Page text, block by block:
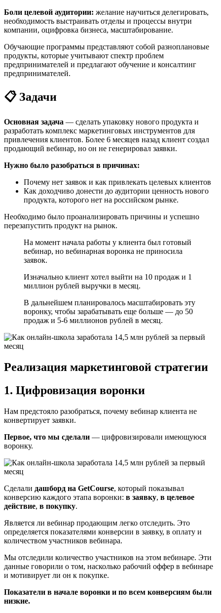
Боли целевой аудитории: желание научиться делегировать,
необходимость выстраивать отделы и процессы внутри
компании, оцифровка бизнеса, масштабирование.
Обучающие программы представляют собой разноплановые
продукты, которые учитывают спектр проблем
предпринимателей и предлагают обучение и консалтинг
предпринимателей.
📋 Задачи
Основная задача — сделать упаковку нового продукта и
разработать комплекс маркетинговых инструментов для
привлечения клиентов. Более 6 месяцев назад клиент создал
продающий вебинар, но он не генерировал заявки.
Нужно было разобраться в причинах:
Почему нет заявок и как привлекать целевых клиентов
Как доходчиво донести до аудитории ценность нового
продукта, которого нет на российском рынке.
Необходимо было проанализировать причины и успешно
перезапустить продукт на рынок.
На момент начала работы у клиента был готовый
вебинар, но вебинарная воронка не приносила
заявок.
Изначально клиент хотел выйти на 10 продаж и 1
миллион рублей выручки в месяц.
В дальнейшем планировалось масштабировать эту
воронку, чтобы зарабатывать еще больше — до 50
продаж и 5-6 миллионов рублей в месяц.
Реализация маркетинговой стратегии
1. Цифровизация воронки
Нам предстояло разобраться, почему вебинар клиента не
конвертирует заявки.
Первое, что мы сделали — цифровизировали имеющуюся
воронку.
Сделали дашборд на GetCourse, который показывал
конверсию каждого этапа воронки: в заявку, в целевое
действие, в покупку.
Является ли вебинар продающим легко отследить. Это
определяется показателями конверсии в заявку, в оплату и
количеством участников вебинара.
Мы отследили количество участников на этом вебинаре. Эти
данные говорили о том, насколько рабочий оффер в вебинаре
и мотивирует ли он к покупке.
Показатели в начале воронки и по всем конверсиям были
низкие.